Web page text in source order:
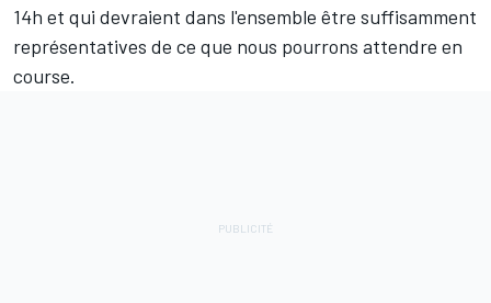
14h et qui devraient dans l'ensemble être suffisamment
représentatives de ce que nous pourrons attendre en
course.